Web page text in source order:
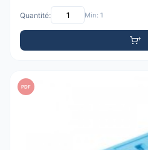
Quantité: Min: 1
PDF